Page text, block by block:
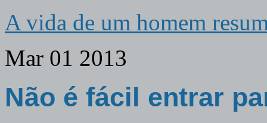
A vida de um homem
Mar 01 2013
Não é fácil entrar